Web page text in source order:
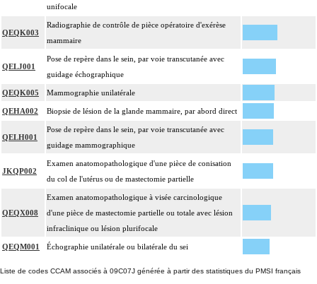
unifocale
QEQK003
Radiographie de contrôle de pièce opératoire d'exérèse
mammaire
QELJ001
Pose de repère dans le sein, par voie transcutanée avec
guidage échographique
QEQK005 Mammographie unilatérale
QEHA002 Biopsie de lésion de la glande mammaire, par abord direct
QELH001
Pose de repère dans le sein, par voie transcutanée avec
guidage mammographique
JKQP002
Examen anatomopathologique d'une pièce de conisation
du col de l'utérus ou de mastectomie partielle
QEQX008
Examen anatomopathologique à visée carcinologique
d'une pièce de mastectomie partielle ou totale avec lésion
infraclinique ou lésion plurifocale
QEQM001 Échographie unilatérale ou bilatérale du sei
Liste de codes CCAM associés à 09C07J générée à partir des statistiques du PMSI français